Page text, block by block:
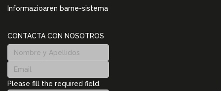
Informazioaren barne-sistema
CONTACTA CON NOSOTROS
Please fill the required field.